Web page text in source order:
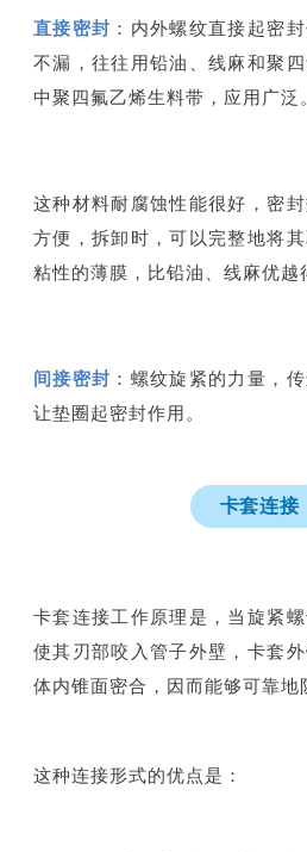
直接密封 ：内外螺纹直接起密
不漏，往往用铅油、线麻和聚
中聚四氟乙烯生料带，应用广泛。
这种材料耐腐蚀性能很好，密
方便，拆卸时，可以完整地将
粘性的薄膜，比铅油、线麻优越
间接密封 ：螺纹旋紧的力量，
让垫圈起密封作用。
卡套连接
卡套连接工作原理是，当旋紧
使其刃部咬入管子外壁，卡套
体内锥面密合，因而能够可靠地
这种连接形式的优点是：